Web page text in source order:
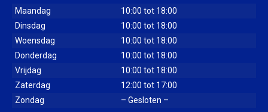
Maandag
10:00 tot 18:00
Dinsdag
10:00 tot 18:00
Woensdag
10:00 tot 18:00
Donderdag
10:00 tot 18:00
Vrijdag
10:00 tot 18:00
Zaterdag
12:00 tot 17:00
Zondag
– Gesloten –